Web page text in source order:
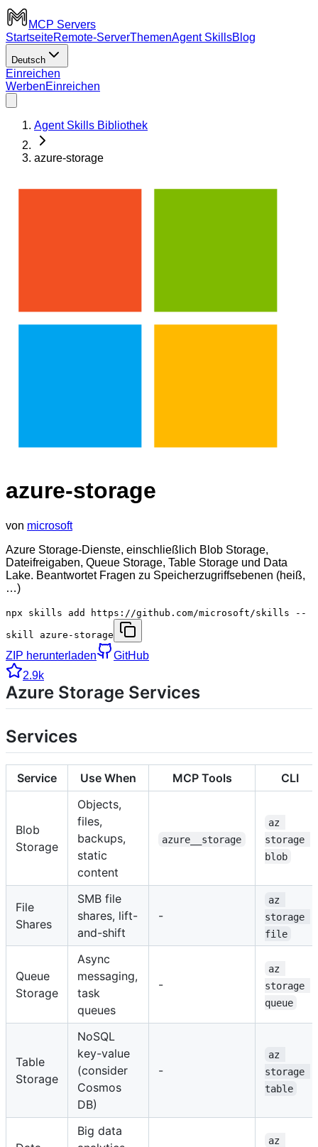
MCP Servers
StartseiteRemote-ServerThemenAgent SkillsBlog
Deutsch
Einreichen
WerbenEinreichen
Agent Skills Bibliothek
azure-storage
azure-storage
von microsoft
Azure Storage-Dienste, einschließlich Blob Storage,
Dateifreigaben, Queue Storage, Table Storage und Data
Lake. Beantwortet Fragen zu Speicherzugriffsebenen (heiß,
…)
npx skills add https://github.com/microsoft/skills --
skill azure-storage
ZIP herunterladen
GitHub
2.9k
Azure Storage Services
Services
Service Use When MCP Tools CLI
Blob
Storage
Objects,
files,
backups,
static
content
azure__storage
az
storage
blob
File
Shares
SMB file
shares, lift-
and-shift
-
az
storage
file
Queue
Storage
Async
messaging,
task
queues
-
az
storage
queue
Table
Storage
NoSQL
key-value
(consider
Cosmos
DB)
-
az
storage
table
Big data
az